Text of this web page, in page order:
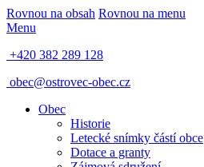
Rovnou na obsah Rovnou na menu
Menu
+420 382 289 128
obec@ostrovec-obec.cz
Obec
Historie
Letecké snímky částí obce
Dotace a granty